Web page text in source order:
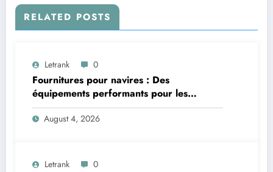
RELATED POSTS
Letrank 0
Fournitures pour navires : Des
équipements performants pour les
applications maritimes
August 4, 2026
Letrank 0